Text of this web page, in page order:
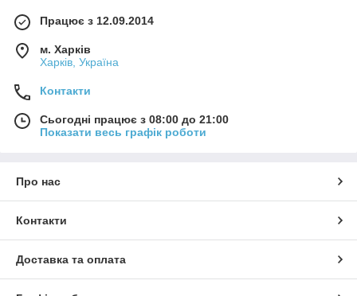
Працює з 12.09.2014
м. Харків
Харків, Україна
Контакти
Сьогодні працює з 08:00 до 21:00
Показати весь графік роботи
Про нас
Контакти
Доставка та оплата